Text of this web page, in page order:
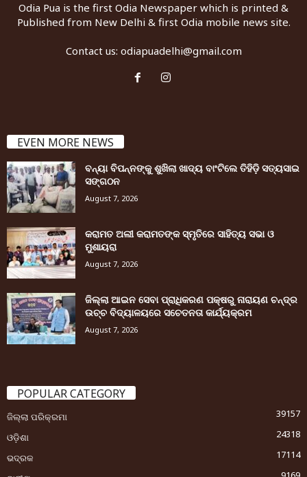
Odia Pua is the first Odia Newspaper which is printed &
Published from New Delhi & first Odia mobile news site.
Contact us: odiapuadelhi@gmail.com
EVEN MORE NEWS
ବନ୍ୟା ବିପନ୍ନଙ୍କୁ ଶୁଖିଲା ଖାଦ୍ୟ ବାଂଟିଲେ ତିହିଡି଼ ସତ୍ୟସାଇ
ସଙ୍ଗଠନ
August 7, 2026
କରାମତ ଅଲୀ କରାମତଙ୍କ ସ୍ମୃତିରେ ସାହିତ୍ୟ ସଭା ଓ
ମୁଶାୟରା
August 7, 2026
ଜିଲ୍ଲା ଆଇନ ସେବା ପ୍ରାଧିକରଣ ପକ୍ଷରୁ ନାରାୟଣ ଚନ୍ଦ୍ର
ଉଚ୍ଚ ବିଦ୍ୟାଳୟରେ ସଚେତନତା କାର୍ଯ୍ୟକ୍ରମ
August 7, 2026
POPULAR CATEGORY
ଜିଲ୍ଲା ପରିକ୍ରମା
39157
ଓଡ଼ିଶା
24318
ଭଦ୍ରକ
17114